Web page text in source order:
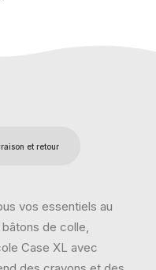
et retour
vos essentiels au
de colle,
Case XL avec